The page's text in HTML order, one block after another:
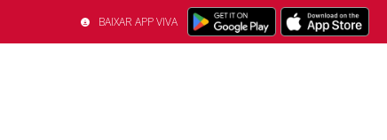
BAIXAR APP VIVA